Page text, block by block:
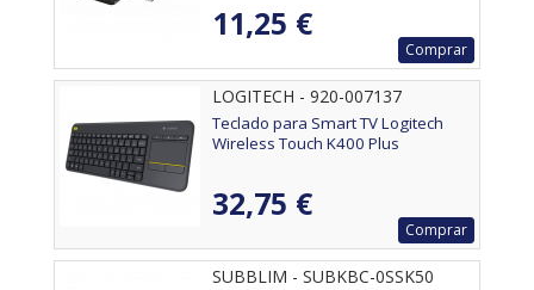
11,25 €
Comprar
LOGITECH - 920-007137
Teclado para Smart TV Logitech
Wireless Touch K400 Plus
32,75 €
Comprar
SUBBLIM - SUBKBC-0SSK50